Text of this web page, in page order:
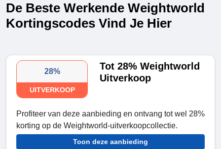
De Beste Werkende Weightworld
Kortingscodes Vind Je Hier
28%
UITVERKOOP
Tot 28% Weightworld
Uitverkoop
Profiteer van deze aanbieding en ontvang tot wel 28%
korting op de Weightworld-uitverkoopcollectie.
Toon deze aanbieding